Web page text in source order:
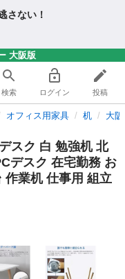
さない！
大阪版
検索 ログイン 投稿
オフィス用家具 机 大
スク 白 勉強机 北
デスク 在宅勤務 お
作業机 仕事用 組立